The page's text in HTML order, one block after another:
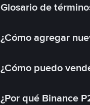
Glosario de
¿Cómo agregar
¿Cómo puedo
¿Por qué Binance